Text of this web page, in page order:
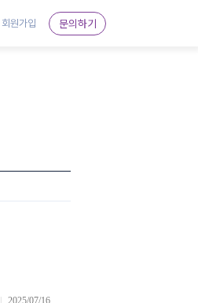
회원가입 문의하기
2025/07/16